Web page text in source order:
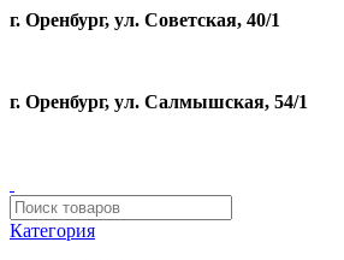
г. Оренбург, ул. Советская, 40/1
г. Оренбург, ул. Салмышская, 54/1
Категория